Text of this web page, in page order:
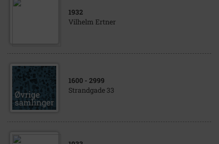
1932
Vilhelm Ertner
1600 - 2999
Strandgade 33